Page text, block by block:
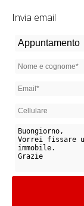
Invia email